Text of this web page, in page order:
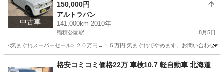
中古車
ン 4WD
150,000円
アルトラパン
141,000km 2010年
稲積公園駅 8月5日
<気まぐれスーパーセール> ２０万円→１５万円 気まぐれでやめます。お問い合わせ
稲積公園駅 アルトラパン 預かり金
格安コミコミ価格22万 車検10.7 軽自動車 北海道